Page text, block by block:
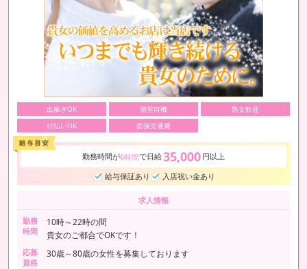
出稼ぎOK 個室待機
熟女歓迎
日払いOK
面接交通費
勤務時間が6時間で日給35,000 円以上
給与保証あり
入店祝い金あり
求人情報
勤務
時間
10時～22時の間
貴女のご都合でOKです！
応募
資格
30歳～80歳の女性を募集しております